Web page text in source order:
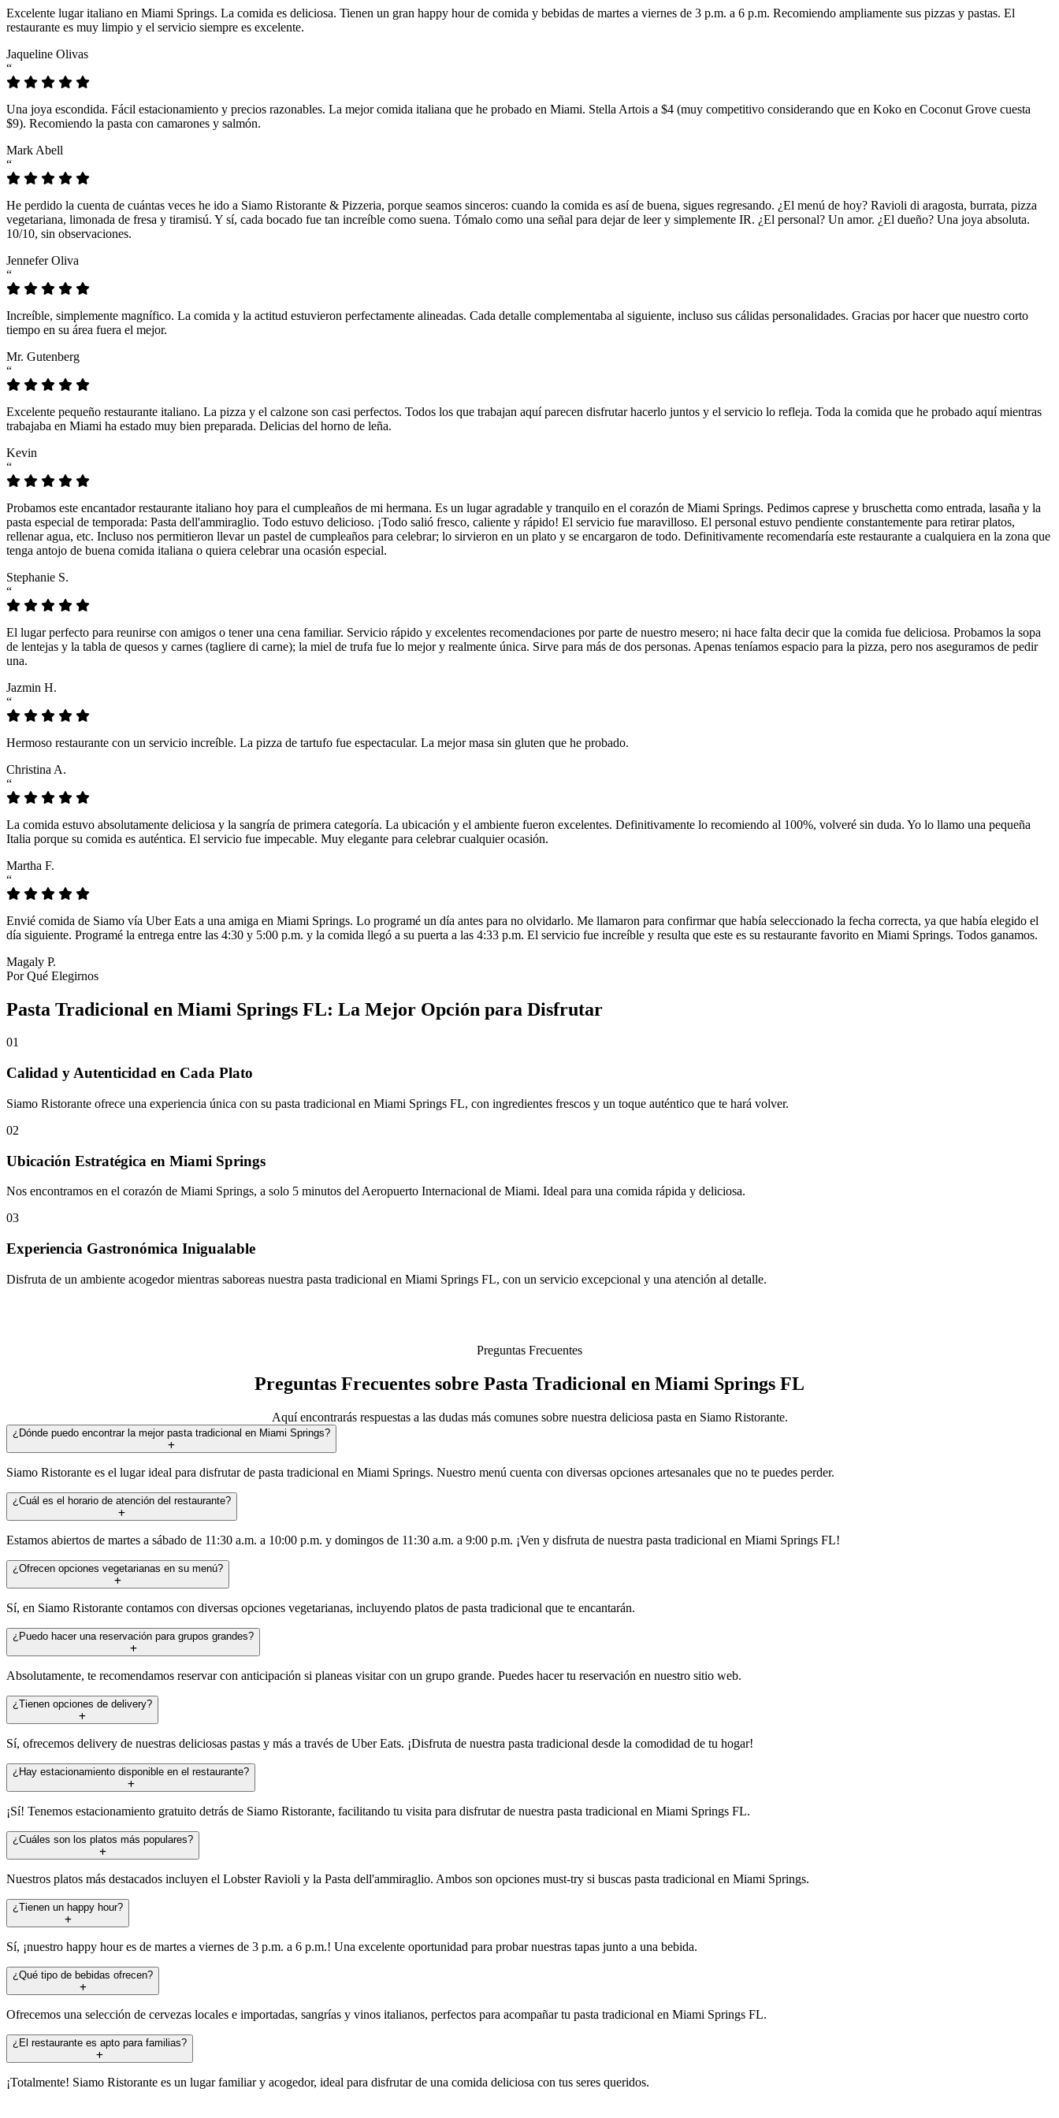
Excelente lugar italiano en Miami Springs. La comida es deliciosa. Tienen un gran happy hour de comida y bebidas de martes a viernes de 3 p.m. a 6 p.m. Recomiendo ampliamente sus pizzas y pastas. El
restaurante es muy limpio y el servicio siempre es excelente.
Jaqueline Olivas
“
Una joya escondida. Fácil estacionamiento y precios razonables. La mejor comida italiana que he probado en Miami. Stella Artois a $4 (muy competitivo considerando que en Koko en Coconut Grove cuesta
$9). Recomiendo la pasta con camarones y salmón.
Mark Abell
“
He perdido la cuenta de cuántas veces he ido a Siamo Ristorante & Pizzeria, porque seamos sinceros: cuando la comida es así de buena, sigues regresando. ¿El menú de hoy? Ravioli di aragosta, burrata, pizza
vegetariana, limonada de fresa y tiramisú. Y sí, cada bocado fue tan increíble como suena. Tómalo como una señal para dejar de leer y simplemente IR. ¿El personal? Un amor. ¿El dueño? Una joya absoluta.
10/10, sin observaciones.
Jennefer Oliva
“
Increíble, simplemente magnífico. La comida y la actitud estuvieron perfectamente alineadas. Cada detalle complementaba al siguiente, incluso sus cálidas personalidades. Gracias por hacer que nuestro corto
tiempo en su área fuera el mejor.
Mr. Gutenberg
“
Excelente pequeño restaurante italiano. La pizza y el calzone son casi perfectos. Todos los que trabajan aquí parecen disfrutar hacerlo juntos y el servicio lo refleja. Toda la comida que he probado aquí mientras
trabajaba en Miami ha estado muy bien preparada. Delicias del horno de leña.
Kevin
“
Probamos este encantador restaurante italiano hoy para el cumpleaños de mi hermana. Es un lugar agradable y tranquilo en el corazón de Miami Springs. Pedimos caprese y bruschetta como entrada, lasaña y la
pasta especial de temporada: Pasta dell'ammiraglio. Todo estuvo delicioso. ¡Todo salió fresco, caliente y rápido! El servicio fue maravilloso. El personal estuvo pendiente constantemente para retirar platos,
rellenar agua, etc. Incluso nos permitieron llevar un pastel de cumpleaños para celebrar; lo sirvieron en un plato y se encargaron de todo. Definitivamente recomendaría este restaurante a cualquiera en la zona que
tenga antojo de buena comida italiana o quiera celebrar una ocasión especial.
Stephanie S.
“
El lugar perfecto para reunirse con amigos o tener una cena familiar. Servicio rápido y excelentes recomendaciones por parte de nuestro mesero; ni hace falta decir que la comida fue deliciosa. Probamos la sopa
de lentejas y la tabla de quesos y carnes (tagliere di carne); la miel de trufa fue lo mejor y realmente única. Sirve para más de dos personas. Apenas teníamos espacio para la pizza, pero nos aseguramos de pedir
una.
Jazmin H.
“
Hermoso restaurante con un servicio increíble. La pizza de tartufo fue espectacular. La mejor masa sin gluten que he probado.
Christina A.
“
La comida estuvo absolutamente deliciosa y la sangría de primera categoría. La ubicación y el ambiente fueron excelentes. Definitivamente lo recomiendo al 100%, volveré sin duda. Yo lo llamo una pequeña
Italia porque su comida es auténtica. El servicio fue impecable. Muy elegante para celebrar cualquier ocasión.
Martha F.
“
Envié comida de Siamo vía Uber Eats a una amiga en Miami Springs. Lo programé un día antes para no olvidarlo. Me llamaron para confirmar que había seleccionado la fecha correcta, ya que había elegido el
día siguiente. Programé la entrega entre las 4:30 y 5:00 p.m. y la comida llegó a su puerta a las 4:33 p.m. El servicio fue increíble y resulta que este es su restaurante favorito en Miami Springs. Todos ganamos.
Magaly P.
Por Qué Elegirnos
Pasta Tradicional en Miami Springs FL: La Mejor Opción para Disfrutar
01
Calidad y Autenticidad en Cada Plato
Siamo Ristorante ofrece una experiencia única con su pasta tradicional en Miami Springs FL, con ingredientes frescos y un toque auténtico que te hará volver.
02
Ubicación Estratégica en Miami Springs
Nos encontramos en el corazón de Miami Springs, a solo 5 minutos del Aeropuerto Internacional de Miami. Ideal para una comida rápida y deliciosa.
03
Experiencia Gastronómica Inigualable
Disfruta de un ambiente acogedor mientras saboreas nuestra pasta tradicional en Miami Springs FL, con un servicio excepcional y una atención al detalle.
Preguntas Frecuentes
Preguntas Frecuentes sobre Pasta Tradicional en Miami Springs FL
Aquí encontrarás respuestas a las dudas más comunes sobre nuestra deliciosa pasta en Siamo Ristorante.
¿Dónde puedo encontrar la mejor pasta tradicional en Miami Springs?
Siamo Ristorante es el lugar ideal para disfrutar de pasta tradicional en Miami Springs. Nuestro menú cuenta con diversas opciones artesanales que no te puedes perder.
¿Cuál es el horario de atención del restaurante?
Estamos abiertos de martes a sábado de 11:30 a.m. a 10:00 p.m. y domingos de 11:30 a.m. a 9:00 p.m. ¡Ven y disfruta de nuestra pasta tradicional en Miami Springs FL!
¿Ofrecen opciones vegetarianas en su menú?
Sí, en Siamo Ristorante contamos con diversas opciones vegetarianas, incluyendo platos de pasta tradicional que te encantarán.
¿Puedo hacer una reservación para grupos grandes?
Absolutamente, te recomendamos reservar con anticipación si planeas visitar con un grupo grande. Puedes hacer tu reservación en nuestro sitio web.
¿Tienen opciones de delivery?
Sí, ofrecemos delivery de nuestras deliciosas pastas y más a través de Uber Eats. ¡Disfruta de nuestra pasta tradicional desde la comodidad de tu hogar!
¿Hay estacionamiento disponible en el restaurante?
¡Sí! Tenemos estacionamiento gratuito detrás de Siamo Ristorante, facilitando tu visita para disfrutar de nuestra pasta tradicional en Miami Springs FL.
¿Cuáles son los platos más populares?
Nuestros platos más destacados incluyen el Lobster Ravioli y la Pasta dell'ammiraglio. Ambos son opciones must-try si buscas pasta tradicional en Miami Springs.
¿Tienen un happy hour?
Sí, ¡nuestro happy hour es de martes a viernes de 3 p.m. a 6 p.m.! Una excelente oportunidad para probar nuestras tapas junto a una bebida.
¿Qué tipo de bebidas ofrecen?
Ofrecemos una selección de cervezas locales e importadas, sangrías y vinos italianos, perfectos para acompañar tu pasta tradicional en Miami Springs FL.
¿El restaurante es apto para familias?
¡Totalmente! Siamo Ristorante es un lugar familiar y acogedor, ideal para disfrutar de una comida deliciosa con tus seres queridos.